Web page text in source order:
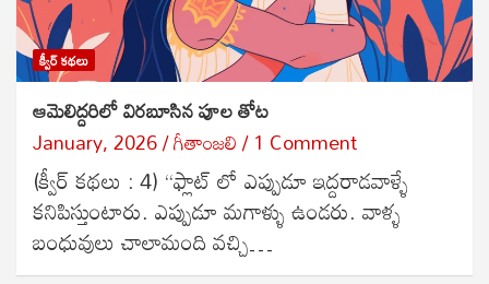
క్వీర్ కథలు
ఆమెలిద్దరిలో విరబూసిన పూల తోట
January, 2026 గీతాంజలి 1 Comment
(క్వీర్ కథలు : 4) ‘‘ఫ్లాట్ లో ఎప్పుడూ ఇద్దరాడవాళ్ళే
కనిపిస్తుంటారు. ఎప్పుడూ మగాళ్ళు ఉండరు. వాళ్ళ
బంధువులు చాలామంది వచ్చి…